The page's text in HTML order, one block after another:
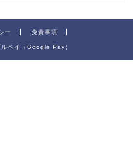
ー 免責事項
ペイ（Google Pay）